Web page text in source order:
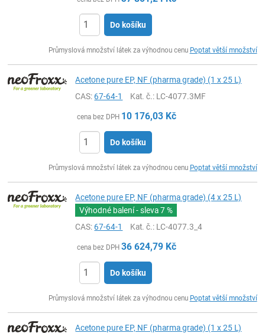
Do košíku
Průmyslová množství látek za výhodnou cenu Poptat větší množství
Acetone pure EP, NF (pharma grade) (1 x 25 L)
CAS:67-64-1 Kat. č.: LC-4077.3MF
cena bez DPH 10 176,03 Kč
Do košíku
Průmyslová množství látek za výhodnou cenu Poptat větší množství
Acetone pure EP, NF (pharma grade) (4 x 25 L)
Výhodné balení - sleva7 %
CAS:67-64-1 Kat. č.: LC-4077.3_4
cena bez DPH 36 624,79 Kč
Do košíku
Průmyslová množství látek za výhodnou cenu Poptat větší množství
Acetone pure EP, NF (pharma grade) (1 x 25 L)